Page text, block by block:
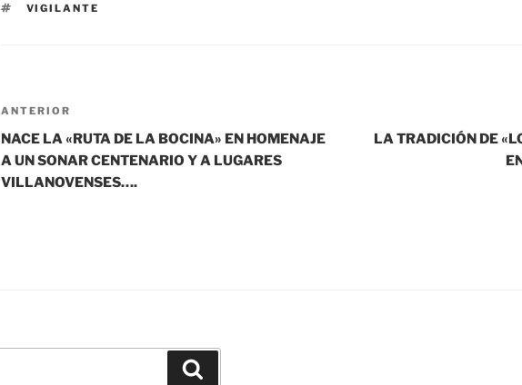
ETIQUETAS
VIGILANTE
Navegación
de
entradas
Entrada
anterior:
ANTERIOR
NACE LA «RUTA DE LA BOCINA» EN HOMENAJE
A UN SONAR CENTENARIO Y A LUGARES
VILLANOVENSES….
LA TRADICIÓN DE